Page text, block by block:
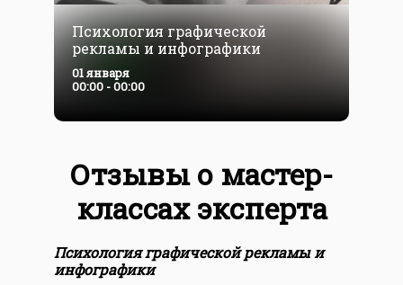
Психология графической
рекламы и инфографики
01 января
00:00 - 00:00
Отзывы о мастер-
классах эксперта
Психология графической рекламы и
инфографики